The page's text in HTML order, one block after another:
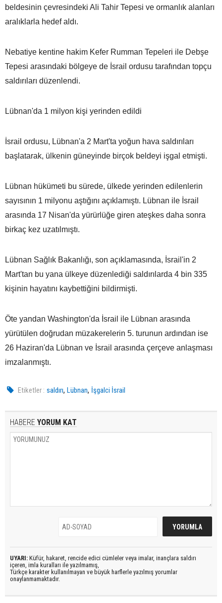
beldesinin çevresindeki Ali Tahir Tepesi ve ormanlık alanları
aralıklarla hedef aldı.
Nebatiye kentine hakim Kefer Rumman Tepeleri ile Debşe
Tepesi arasındaki bölgeye de İsrail ordusu tarafından topçu
saldırıları düzenlendi.
Lübnan'da 1 milyon kişi yerinden edildi
İsrail ordusu, Lübnan'a 2 Mart'ta yoğun hava saldırıları
başlatarak, ülkenin güneyinde birçok beldeyi işgal etmişti.
Lübnan hükümeti bu sürede, ülkede yerinden edilenlerin
sayısının 1 milyonu aştığını açıklamıştı. Lübnan ile İsrail
arasında 17 Nisan'da yürürlüğe giren ateşkes daha sonra
birkaç kez uzatılmıştı.
Lübnan Sağlık Bakanlığı, son açıklamasında, İsrail'in 2
Mart'tan bu yana ülkeye düzenlediği saldırılarda 4 bin 335
kişinin hayatını kaybettiğini bildirmişti.
Öte yandan Washington'da İsrail ile Lübnan arasında
yürütülen doğrudan müzakerelerin 5. turunun ardından ise
26 Haziran'da Lübnan ve İsrail arasında çerçeve anlaşması
imzalanmıştı.
Etiketler : saldırı,Lübnan, İşgalci İsrail
HABERE YORUM KAT
UYARI: Küfür, hakaret, rencide edici cümleler veya imalar, inançlara saldırı
içeren, imla kuralları ile yazılmamış,
Türkçe karakter kullanılmayan ve büyük harflerle yazılmış yorumlar
onaylanmamaktadır.